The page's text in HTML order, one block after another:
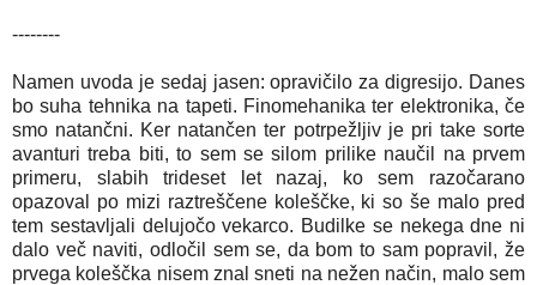
--------
Namen uvoda je sedaj jasen: opravičilo za digresijo. Danes
bo suha tehnika na tapeti. Finomehanika ter elektronika, če
smo natančni. Ker natančen ter potrpežljiv je pri take sorte
avanturi treba biti, to sem se silom prilike naučil na prvem
primeru, slabih trideset let nazaj, ko sem razočarano
opazoval po mizi raztreščene koleščke, ki so še malo pred
tem sestavljali delujočo vekarco. Budilke se nekega dne ni
dalo več naviti, odločil sem se, da bom to sam popravil, že
prvega koleščka nisem znal sneti na nežen način, malo sem